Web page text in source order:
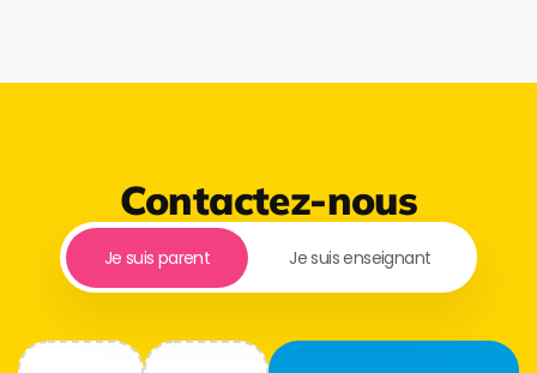
Contactez-nous
Je suis parent Je suis enseignant